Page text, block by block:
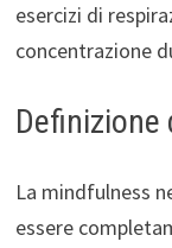
esercizi di
concentrazione
La mindfulness
essere